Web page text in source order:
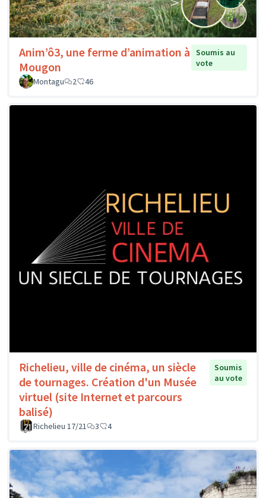
Anim’ô3, une ferme d’animation à
Mougon
Soumis au
vote
Montagu
2 46
Richelieu, ville de cinéma, un siècle
de tournages. Création d'un Musée
virtuel (site Internet et parcours
balisé)
Soumis
au vote
Richelieu 17/21 3 4